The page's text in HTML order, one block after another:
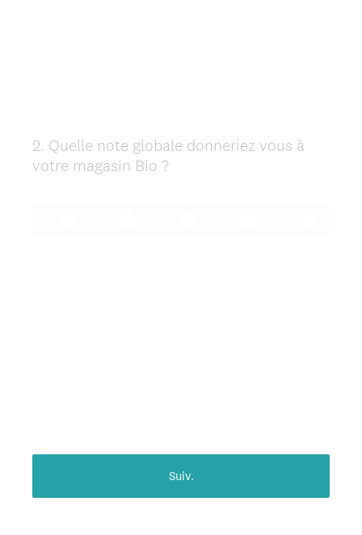
Question
Title
2. Quelle note globale donneriez vous à
votre magasin Bio ?
Suiv.